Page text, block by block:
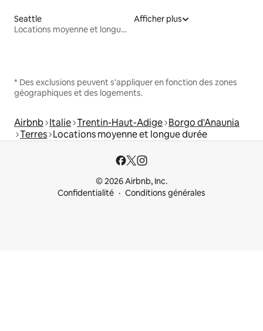
Seattle
Locations moyenne et longue durée
Afficher plus
* Des exclusions peuvent s'appliquer en fonction des zones
géographiques et des logements.
Airbnb Italie Trentin-Haut-Adige Borgo d'Anaunia
Terres Locations moyenne et longue durée
© 2026 Airbnb, Inc.
Confidentialité
Conditions générales